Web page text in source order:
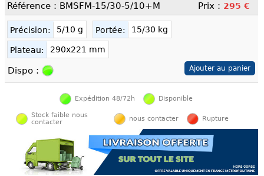
Référence : BMSFM-15/30-5/10+M Prix : 295 €
Précision: 5/10 g Portée: 15/30 kg
Plateau: 290x221 mm
Dispo :
Expédition 48/72h Disponible
Stock faible nous
contacter
nous contacter Rupture